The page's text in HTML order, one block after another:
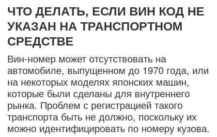
ЧТО ДЕЛАТЬ, ЕСЛИ ВИН КОД НЕ
УКАЗАН НА ТРАНСПОРТНОМ
СРЕДСТВЕ
Вин-номер может отсутствовать на
автомобиле, выпущенном до 1970 года, или
на некоторых моделях японских машин,
которые были сделаны для внутреннего
рынка. Проблем с регистрацией такого
транспорта быть не должно, поскольку их
можно идентифицировать по номеру кузова.